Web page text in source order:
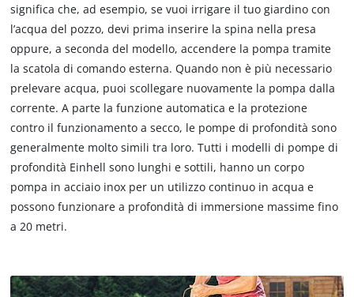
significa che, ad esempio, se vuoi irrigare il tuo giardino con
l’acqua del pozzo, devi prima inserire la spina nella presa
oppure, a seconda del modello, accendere la pompa tramite
la scatola di comando esterna. Quando non è più necessario
prelevare acqua, puoi scollegare nuovamente la pompa dalla
corrente. A parte la funzione automatica e la protezione
contro il funzionamento a secco, le pompe di profondità sono
generalmente molto simili tra loro. Tutti i modelli di pompe di
profondità Einhell sono lunghi e sottili, hanno un corpo
pompa in acciaio inox per un utilizzo continuo in acqua e
possono funzionare a profondità di immersione massime fino
a 20 metri.